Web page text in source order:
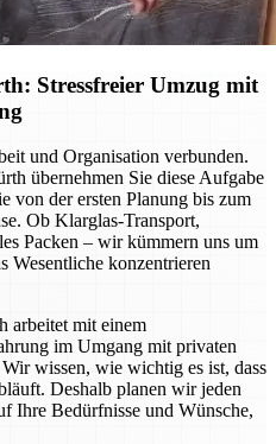
Stressfreier Umzug mit
und Organisation verbunden.
übernehmen Sie diese Aufgabe
von der ersten Planung bis zum
Ob Klarglas-Transport,
Packen – wir kümmern uns um
Wesentliche konzentrieren
arbeitet mit einem
im Umgang mit privaten
wissen, wie wichtig es ist, dass
Deshalb planen wir jeden
Ihre Bedürfnisse und Wünsche,